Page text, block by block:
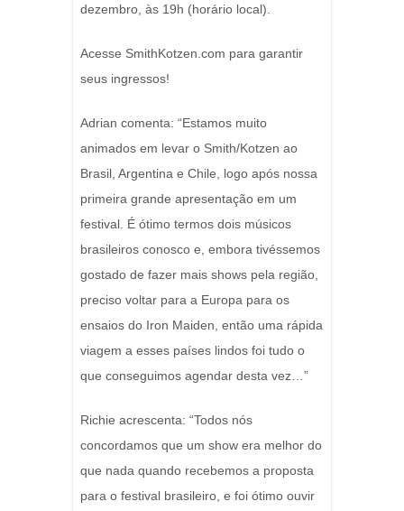
dezembro, às 19h (horário local).
Acesse SmithKotzen.com para garantir
seus ingressos!
Adrian comenta: “Estamos muito
animados em levar o Smith/Kotzen ao
Brasil, Argentina e Chile, logo após nossa
primeira grande apresentação em um
festival. É ótimo termos dois músicos
brasileiros conosco e, embora tivéssemos
gostado de fazer mais shows pela região,
preciso voltar para a Europa para os
ensaios do Iron Maiden, então uma rápida
viagem a esses países lindos foi tudo o
que conseguimos agendar desta vez…”
Richie acrescenta: “Todos nós
concordamos que um show era melhor do
que nada quando recebemos a proposta
para o festival brasileiro, e foi ótimo ouvir